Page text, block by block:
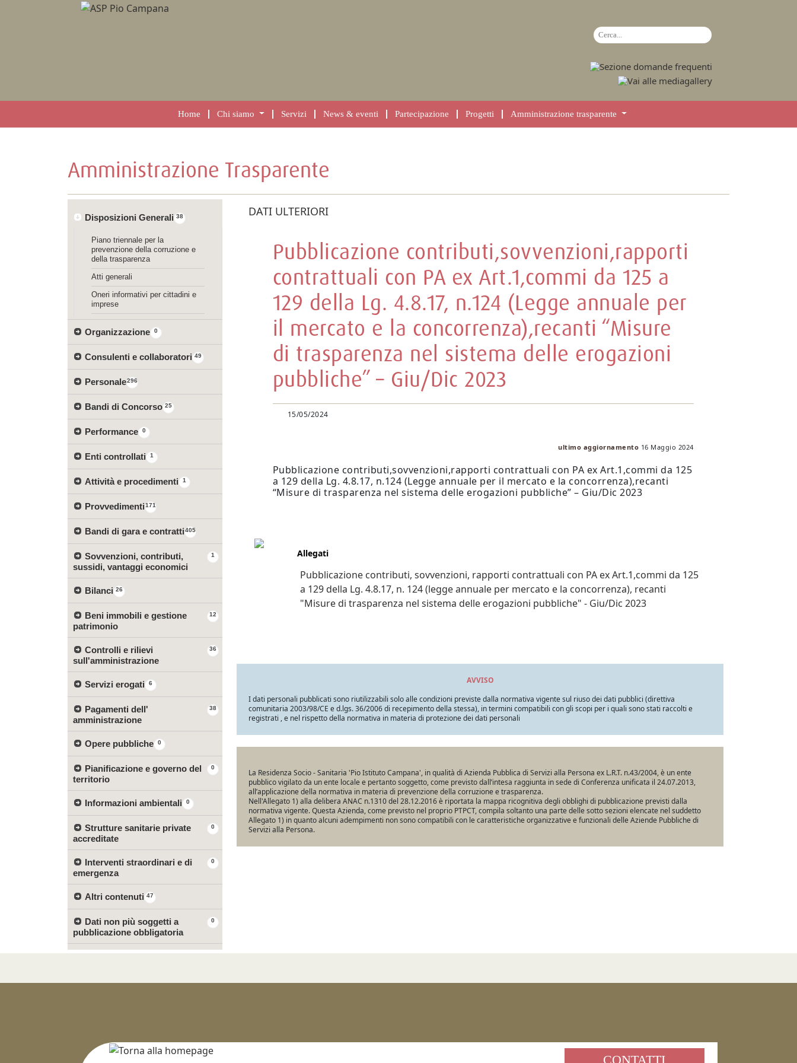
Home Chi siamo Servizi News & eventi Partecipazione Progetti Amministrazione trasparente
Amministrazione Trasparente
38
Disposizioni Generali
Piano triennale per la
prevenzione della corruzione e
della trasparenza
Atti generali
Oneri informativi per cittadini e
imprese
0
Organizzazione
49
Consulenti e collaboratori
296
Personale
25
Bandi di Concorso
0
Performance
1
Enti controllati
1
Attività e procedimenti
171
Provvedimenti
405
Bandi di gara e contratti
1
Sovvenzioni, contributi,
sussidi, vantaggi economici
26
Bilanci
12
Beni immobili e gestione
patrimonio
36
Controlli e rilievi
sull'amministrazione
6
Servizi erogati
38
Pagamenti dell'
amministrazione
0
Opere pubbliche
0
Pianificazione e governo del
territorio
0
Informazioni ambientali
0
Strutture sanitarie private
accreditate
0
Interventi straordinari e di
emergenza
47
Altri contenuti
0
Dati non più soggetti a
pubblicazione obbligatoria
DATI ULTERIORI
Pubblicazione contributi,sovvenzioni,rapporti
contrattuali con PA ex Art.1,commi da 125 a
129 della Lg. 4.8.17, n.124 (Legge annuale per
il mercato e la concorrenza),recanti “Misure
di trasparenza nel sistema delle erogazioni
pubbliche” – Giu/Dic 2023
15/05/2024
ultimo aggiornamento 16 Maggio 2024
Pubblicazione contributi,sovvenzioni,rapporti contrattuali con PA ex Art.1,commi da 125
a 129 della Lg. 4.8.17, n.124 (Legge annuale per il mercato e la concorrenza),recanti
“Misure di trasparenza nel sistema delle erogazioni pubbliche” – Giu/Dic 2023
Allegati
Pubblicazione contributi, sovvenzioni, rapporti contrattuali con PA ex Art.1,commi da 125
a 129 della Lg. 4.8.17, n. 124 (legge annuale per mercato e la concorrenza), recanti
"Misure di trasparenza nel sistema delle erogazioni pubbliche" - Giu/Dic 2023
AVVISO
I dati personali pubblicati sono riutilizzabili solo alle condizioni previste dalla normativa vigente sul riuso dei dati pubblici (direttiva
comunitaria 2003/98/CE e d.lgs. 36/2006 di recepimento della stessa), in termini compatibili con gli scopi per i quali sono stati raccolti e
registrati , e nel rispetto della normativa in materia di protezione dei dati personali
La Residenza Socio - Sanitaria 'Pio Istituto Campana', in qualità di Azienda Pubblica di Servizi alla Persona ex L.R.T. n.43/2004, è un ente
pubblico vigilato da un ente locale e pertanto soggetto, come previsto dall’intesa raggiunta in sede di Conferenza unificata il 24.07.2013,
all’applicazione della normativa in materia di prevenzione della corruzione e trasparenza.
Nell'Allegato 1) alla delibera ANAC n.1310 del 28.12.2016 è riportata la mappa ricognitiva degli obblighi di pubblicazione previsti dalla
normativa vigente. Questa Azienda, come previsto nel proprio PTPCT, compila soltanto una parte delle sotto sezioni elencate nel suddetto
Allegato 1) in quanto alcuni adempimenti non sono compatibili con le caratteristiche organizzative e funzionali delle Aziende Pubbliche di
Servizi alla Persona.
CONTATTI